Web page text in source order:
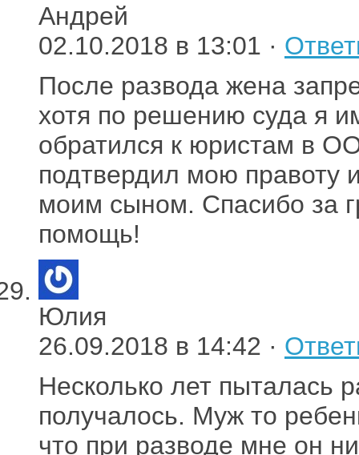
Андрей
02.10.2018 в 13:01 ·
После развода жена
хотя по решению суда я
обратился к юристам в
подтвердил мою правоту
моим сыном. Спасибо за
помощь!
Юлия
26.09.2018 в 14:42 ·
Несколько лет пыталась
получалось. Муж то
что при разводе мне он